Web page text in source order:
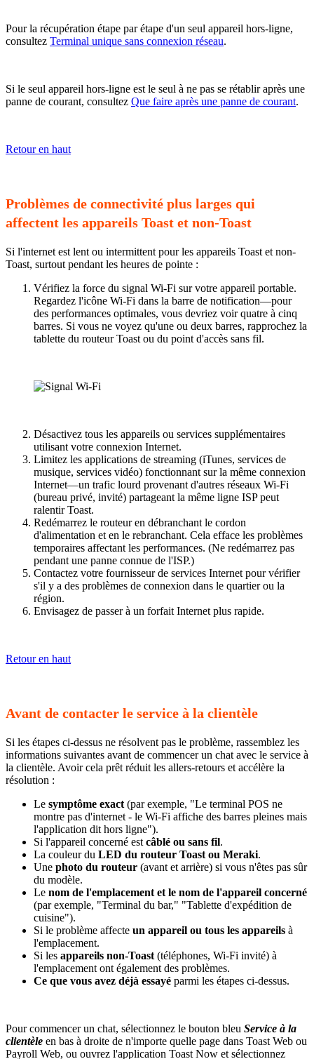
Pour la récupération étape par étape d'un seul appareil hors-ligne,
consultez Terminal unique sans connexion réseau.
Si le seul appareil hors-ligne est le seul à ne pas se rétablir après une
panne de courant, consultez Que faire après une panne de courant.
Retour en haut
Problèmes de connectivité plus larges qui
affectent les appareils Toast et non-Toast
Si l'internet est lent ou intermittent pour les appareils Toast et non-
Toast, surtout pendant les heures de pointe :
Vérifiez la force du signal Wi-Fi sur votre appareil portable.
Regardez l'icône Wi-Fi dans la barre de notification—pour
des performances optimales, vous devriez voir quatre à cinq
barres. Si vous ne voyez qu'une ou deux barres, rapprochez la
tablette du routeur Toast ou du point d'accès sans fil.
Désactivez tous les appareils ou services supplémentaires
utilisant votre connexion Internet.
Limitez les applications de streaming (iTunes, services de
musique, services vidéo) fonctionnant sur la même connexion
Internet—un trafic lourd provenant d'autres réseaux Wi-Fi
(bureau privé, invité) partageant la même ligne ISP peut
ralentir Toast.
Redémarrez le routeur en débranchant le cordon
d'alimentation et en le rebranchant. Cela efface les problèmes
temporaires affectant les performances. (Ne redémarrez pas
pendant une panne connue de l'ISP.)
Contactez votre fournisseur de services Internet pour vérifier
s'il y a des problèmes de connexion dans le quartier ou la
région.
Envisagez de passer à un forfait Internet plus rapide.
Retour en haut
Avant de contacter le service à la clientèle
Si les étapes ci-dessus ne résolvent pas le problème, rassemblez les
informations suivantes avant de commencer un chat avec le service à
la clientèle. Avoir cela prêt réduit les allers-retours et accélère la
résolution :
Le symptôme exact (par exemple, "Le terminal POS ne
montre pas d'internet - le Wi-Fi affiche des barres pleines mais
l'application dit hors ligne").
Si l'appareil concerné est câblé ou sans fil.
La couleur du LED du routeur Toast ou Meraki.
Une photo du routeur (avant et arrière) si vous n'êtes pas sûr
du modèle.
Le nom de l'emplacement et le nom de l'appareil concerné
(par exemple, "Terminal du bar," "Tablette d'expédition de
cuisine").
Si le problème affecte un appareil ou tous les appareils à
l'emplacement.
Si les appareils non-Toast (téléphones, Wi-Fi invité) à
l'emplacement ont également des problèmes.
Ce que vous avez déjà essayé parmi les étapes ci-dessus.
Pour commencer un chat, sélectionnez le bouton bleu Service à la
clientèle en bas à droite de n'importe quelle page dans Toast Web ou
Payroll Web, ou ouvrez l'application Toast Now et sélectionnez